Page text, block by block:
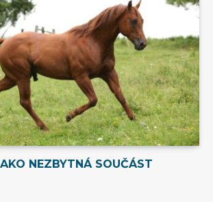
NEZBYTNÁ SOUČÁST